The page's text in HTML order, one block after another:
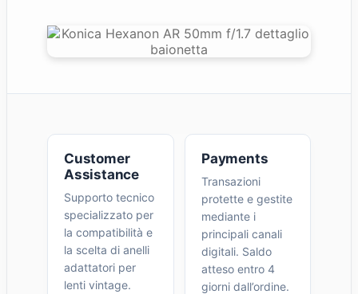
Customer
Assistance
Supporto tecnico
specializzato per
la compatibilità e
la scelta di anelli
adattatori per
lenti vintage.
Payments
Transazioni
protette e gestite
mediante i
principali canali
digitali. Saldo
atteso entro 4
giorni dall’ordine.